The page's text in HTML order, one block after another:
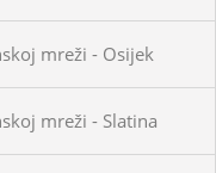
mreži - Osijek
mreži - Slatina